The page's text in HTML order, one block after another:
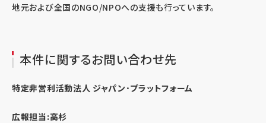
地元および全国のNGO/NPOへの支援も行っています。
本件に関するお問い合わせ先
特定非営利活動法人 ジャパン･プラットフォーム
広報担当:高杉